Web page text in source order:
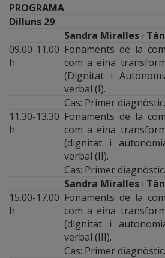
PROGRAMA
Dilluns 29
Sandra Miralles i
09.00-11.00
h
Fonaments de la
com a eina
(Dignitat i
verbal (I).
Cas: Primer diagnòstic.
11.30-13.30
h
Fonaments de la
com a eina
(dignitat i
verbal (II).
Cas: Primer diagnòstic.
Sandra Miralles i
15.00-17.00
h
Fonaments de la
com a eina
(dignitat i
verbal (III).
Cas: Primer diagnòstic.